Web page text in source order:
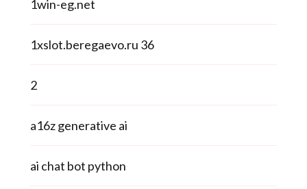
1win-eg.net
1xslot.beregaevo.ru 36
2
a16z generative ai
ai chat bot python